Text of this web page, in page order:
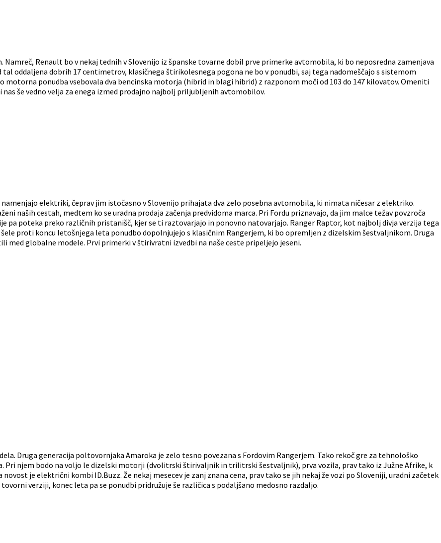
Renault bo v nekaj tednih v Slovenijo iz španske tovarne dobil prve primerke avtomobila, ki bo neposredna zamenjava
oddaljena dobrih 17 centimetrov, klasičnega štirikolesnega pogona ne bo v ponudbi, saj tega nadomeščajo s sistemom
ponudba vsebovala dva bencinska motorja (hibrid in blagi hibrid) z razponom moči od 103 do 147 kilovatov. Omeniti
še vedno velja za enega izmed prodajno najbolj priljubljenih avtomobilov.
elektriki, čeprav jim istočasno v Slovenijo prihajata dva zelo posebna avtomobila, ki nimata ničesar z elektriko.
naših cestah, medtem ko se uradna prodaja začenja predvidoma marca. Pri Fordu priznavajo, da jim malce težav povzroča
pa poteka preko različnih pristanišč, kjer se ti raztovarjajo in ponovno natovarjajo. Ranger Raptor, kot najbolj divja verzija tega
proti koncu letošnjega leta ponudbo dopolnjujejo s klasičnim Rangerjem, ki bo opremljen z dizelskim šestvaljnikom. Druga
med globalne modele. Prvi primerki v štirivratni izvedbi na naše ceste pripeljejo jeseni.
Druga generacija poltovornjaka Amaroka je zelo tesno povezana s Fordovim Rangerjem. Tako rekoč gre za tehnološko
Pri njem bodo na voljo le dizelski motorji (dvolitrski štirivaljnik in trilitrski šestvaljnik), prva vozila, prav tako iz Južne Afrike, k
je električni kombi ID.Buzz. Že nekaj mesecev je zanj znana cena, prav tako se jih nekaj že vozi po Sloveniji, uradni začetek
verziji, konec leta pa se ponudbi pridružuje še različica s podaljšano medosno razdaljo.